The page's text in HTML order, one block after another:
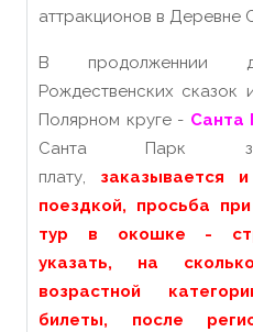
аттракционов в Деревне
В продолженнии
Рождественских сказок
Полярном круге - Санта
Санта Парк за
плату, заказывается
поездкой, просьба
тур в окошке -
указать, на
возрастной
билеты, после